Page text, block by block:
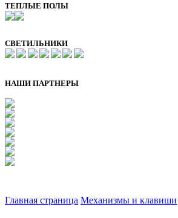
ТЕПЛЫЕ ПОЛЫ
СВЕТИЛЬНИКИ
НАШИ ПАРТНЕРЫ
Главная страница Механизмы и клавиши